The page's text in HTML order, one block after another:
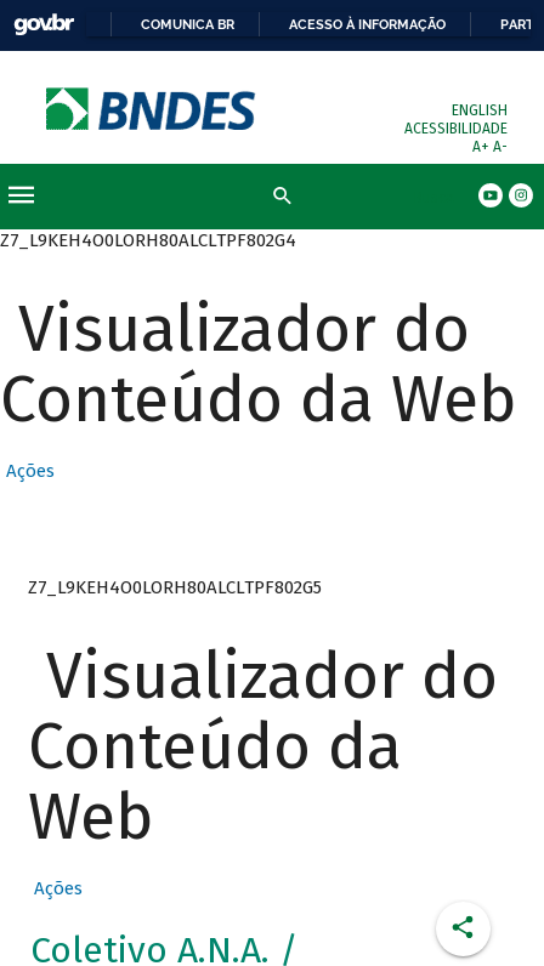
COMUNICA BR ACESSO À INFORMAÇÃO
ENGLISH
ACESSIBILIDADE
A+ A-
Z7_L9KEH4O0LORH80ALCLTPF802G4
Visualizador do
Conteúdo da Web
Ações
Z7_L9KEH4O0LORH80ALCLTPF802G5
Visualizador do
Conteúdo da
Web
Ações
Coletivo A.N.A. /